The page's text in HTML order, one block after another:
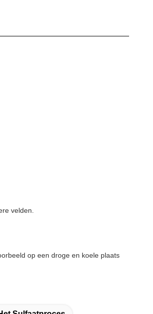
velden.
op een droge en koele plaats